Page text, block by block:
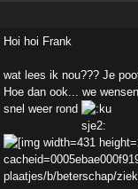
Hoi hoi Frank
wat lees ik nou??? Je
Hoe dan ook... we
snel weer rond